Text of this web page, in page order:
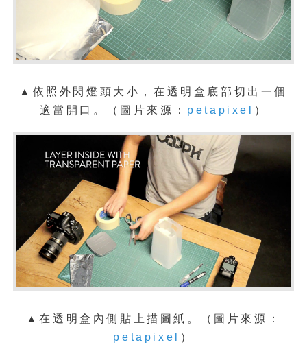
▲依照外閃燈頭大小，在透明盒底部切出一個
適當開口。（圖片來源： petapixel ）
▲在 透明盒內側貼上描圖紙 。（圖片來源：
petapixel
）